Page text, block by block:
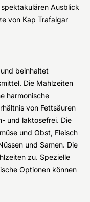
Ausblick
von Kap Trafalgar
beinhaltet
Die Mahlzeiten
harmonische
von Fettsäuren
und laktosefrei. Die
und Obst, Fleisch
und Samen. Die
zu. Spezielle
Optionen können